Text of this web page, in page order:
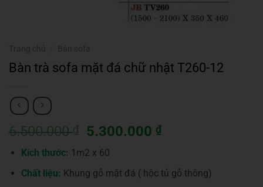
Bàn trà sofa mặt đá chữ nhật T260-12
6.500.000 ₫
Giá
gốc
là:
6.500.000 ₫.
5.300.000 ₫Giá
là:
Kích thước: 1m2 x 60
Chất liệu: Khung gỗ mặt đá ( hộc tủ gỗ thông)